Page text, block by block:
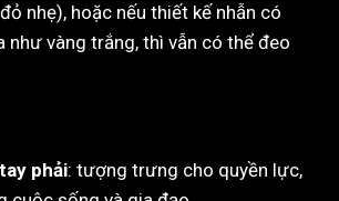
nhẹ), hoặc nếu thiết kế nhẫn có
như vàng trắng, thì vẫn có thể đeo
phải: tượng trưng cho quyền lực,